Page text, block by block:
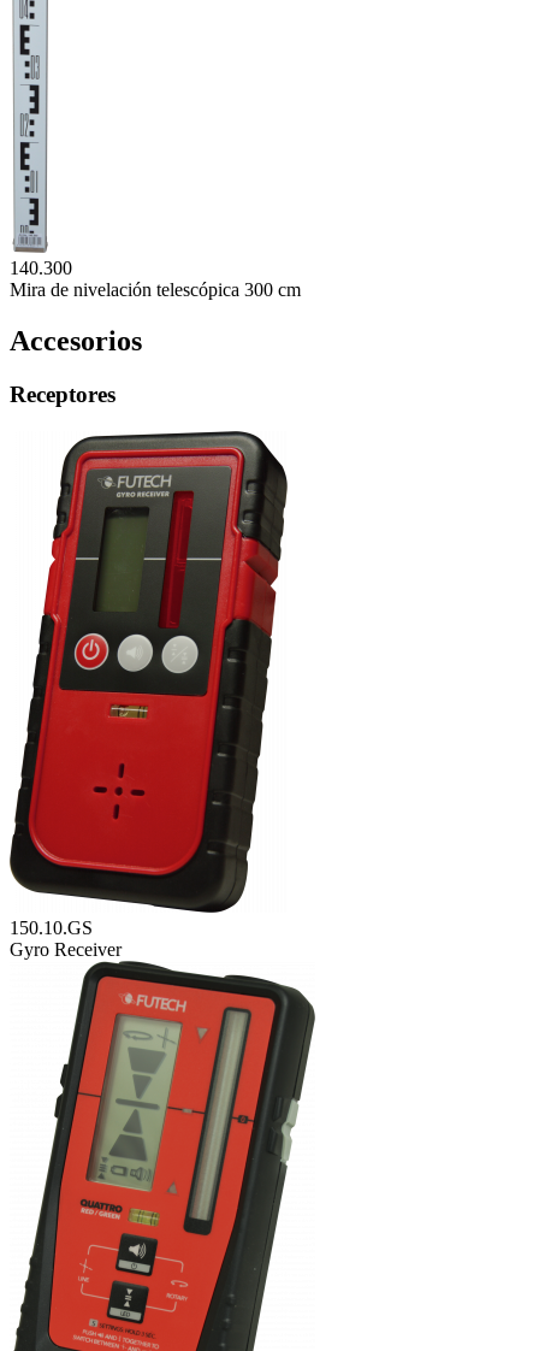
140.300
Mira de nivelación telescópica 300 cm
Accesorios
Receptores
150.10.GS
Gyro Receiver